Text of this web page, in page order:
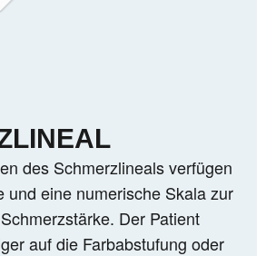
des Schmerzlineals verfügen
und eine numerische Skala zur
Der Patient
auf die Farbabstufung oder